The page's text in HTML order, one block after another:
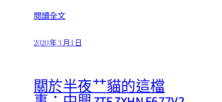
閱讀全文
2020 年 3 月 1 日
關於半夜艹貓的這檔